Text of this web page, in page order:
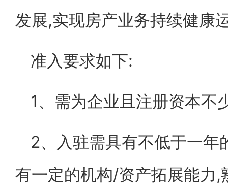
发展,实现房产业务持续健康
准入要求如下:
1、需为企业且注册资本不
2、入驻需具有不低于一年
有一定的机构/资产拓展能力